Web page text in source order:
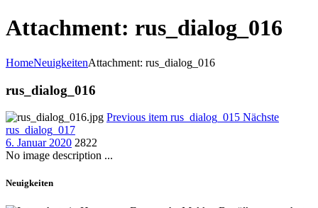
Attachment: rus_dialog_016
HomeNeuigkeitenAttachment: rus_dialog_016
rus_dialog_016
Previous item rus_dialog_015 Nächste
rus_dialog_017
6. Januar 2020 2822
No image description ...
Neuigkeiten